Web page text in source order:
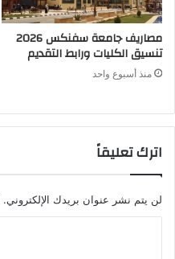
مصاريف جامعة سفنكس 2026
تنسيق الكليات ورابط التقديم
منذ أسبوع واحد
اترك تعليقاً
لن يتم نشر عنوان بريدك الإلكتروني.